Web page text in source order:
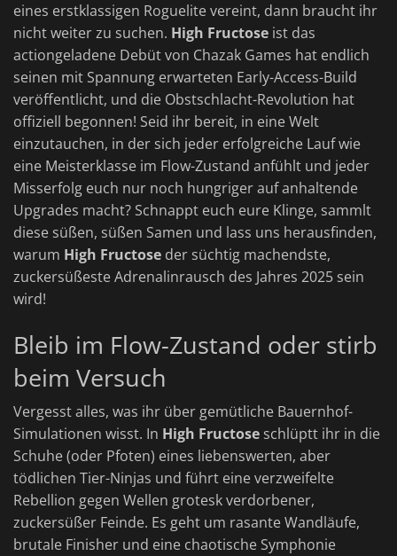
eines erstklassigen Roguelite vereint, dann braucht ihr
nicht weiter zu suchen. High Fructose ist das
actiongeladene Debüt von Chazak Games hat endlich
seinen mit Spannung erwarteten Early-Access-Build
veröffentlicht, und die Obstschlacht-Revolution hat
offiziell begonnen! Seid ihr bereit, in eine Welt
einzutauchen, in der sich jeder erfolgreiche Lauf wie
eine Meisterklasse im Flow-Zustand anfühlt und jeder
Misserfolg euch nur noch hungriger auf anhaltende
Upgrades macht? Schnappt euch eure Klinge, sammlt
diese süßen, süßen Samen und lass uns herausfinden,
warum High Fructose der süchtig machendste,
zuckersüßeste Adrenalinrausch des Jahres 2025 sein
wird!
Bleib im Flow-Zustand oder stirb
beim Versuch
Vergesst alles, was ihr über gemütliche Bauernhof-
Simulationen wisst. In High Fructose schlüptt ihr in die
Schuhe (oder Pfoten) eines liebenswerten, aber
tödlichen Tier-Ninjas und führt eine verzweifelte
Rebellion gegen Wellen grotesk verdorbener,
zuckersüßer Feinde. Es geht um rasante Wandläufe,
brutale Finisher und eine chaotische Symphonie